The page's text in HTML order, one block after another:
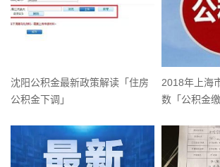
沈阳公积金最新政策解读「住房
公积金下调」
2018年上海
数「公积金